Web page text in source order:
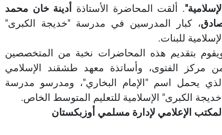
. ألقت المحاضرة الأستاذة
أدينة خان محمد
، كبار المدرسين في مدرسة "خديجة الكبرى"
للبنات.
بتقديم هذه المحاضرات نخبة من المتخصصين
مركز الفتوى، وأساتذة معهد طشقند الإسلامي
يحمل اسم "الإمام البخاري"، ومدرسو مدرسة
الكبرى" الإسلامية للتعليم المتوسط الخاص.
الإعلامي لإدارة مسلمي أوزبكستان